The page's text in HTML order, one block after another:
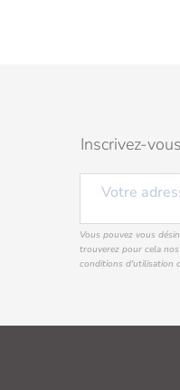
Inscrivez-
Vous pouvez vous
trouverez pour cela
conditions d'utilisation